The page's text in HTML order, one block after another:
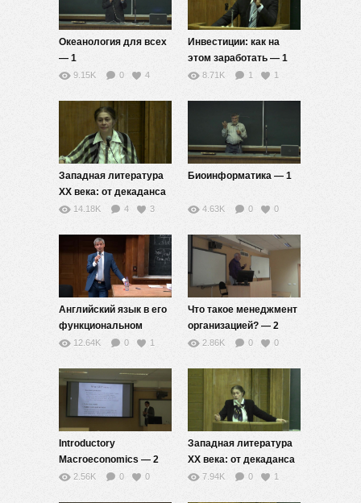
Океанология для всех
— 1
9.15K 0 4
Инвестиции: как на
этом заработать — 1
8.71K 1 1
Западная литература
ХХ века: от декаданса
до постмодернизма —
14.18K 4 3
Биоинформатика — 1
4.63K 0 0
Английский язык в его
функциональном
разнообразии — 2
12.64K 0 1
Что такое менеджмент
организацией? — 2
2.86K 0 0
Introductory
Macroeconomics — 2
2.56K 0 0
Западная литература
ХХ века: от декаданса
до постмодернизма —
7.94K 0 1